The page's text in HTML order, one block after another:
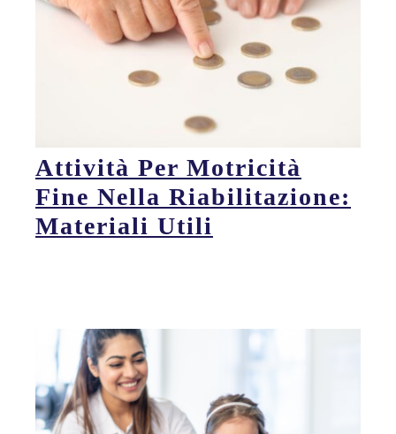
Attività Per Motricità
Fine Nella Riabilitazione:
Materiali Utili